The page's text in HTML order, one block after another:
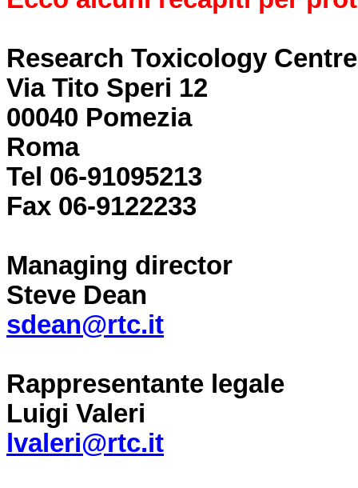
Research Toxicology Centre
Via Tito Speri 12
00040 Pomezia
Roma
Tel 06-91095213
Fax 06-9122233
Managing director
Steve Dean
sdean@rtc.it
Rappresentante legale
Luigi Valeri
lvaleri@rtc.it